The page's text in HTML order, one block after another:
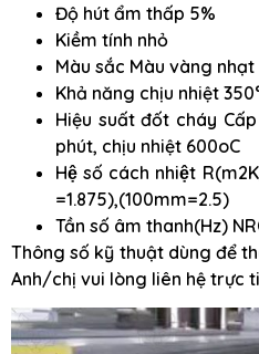
Độ hút ẩm thấp 5%
Kiềm tính nhỏ
Màu sắc Màu vàng nhạt
Khả năng chịu nhiệt
Hiệu suất đốt cháy
phút, chịu nhiệt 600oC
Hệ số cách nhiệt
=1.875),(100mm=2.5)
Tần số âm thanh(Hz)
Thông số kỹ thuật dùng để
Anh/chị vui lòng liên hệ trực